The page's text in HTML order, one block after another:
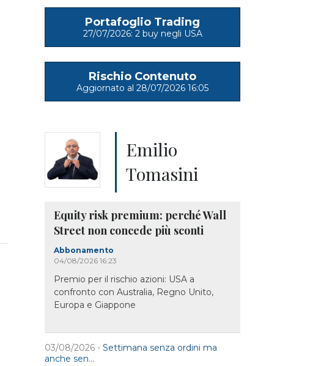
Portafoglio Trading
27/07/2026: 2 buy negli USA
Rischio Contenuto
Aggiornato al 28/07/2026 16:05
Emilio
Tomasini
Equity risk premium: perché Wall
Street non concede più sconti
Abbonamento
04/08/2026 16:23
Premio per il rischio azioni: USA a
confronto con Australia, Regno Unito,
Europa e Giappone
03/08/2026 - Settimana senza ordini ma
anche sen...